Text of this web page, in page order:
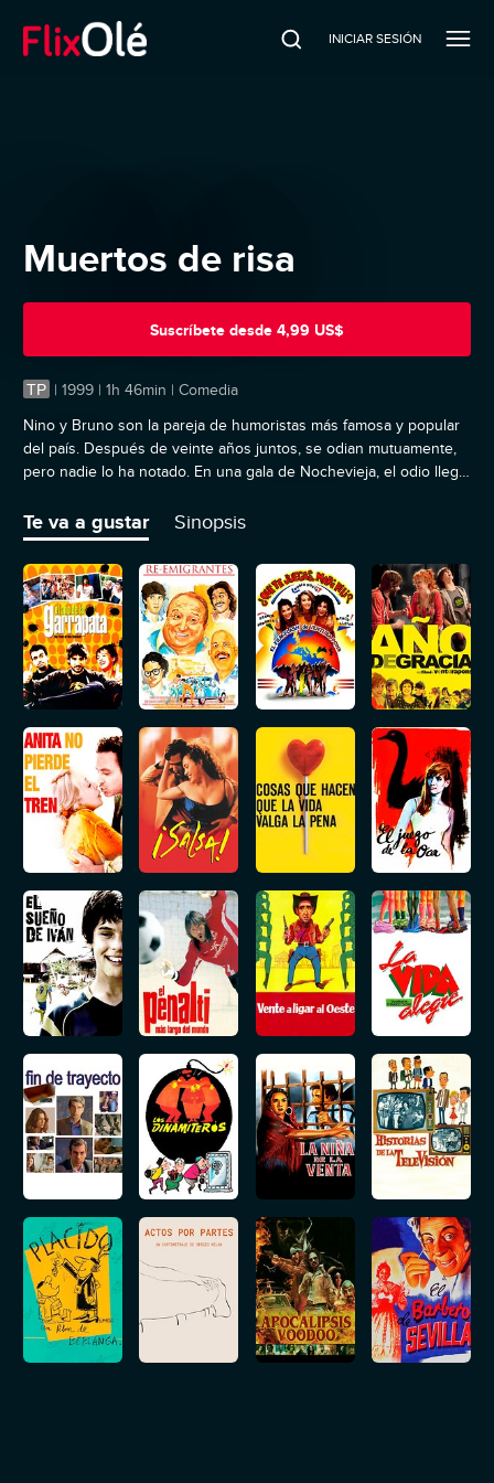
INICIAR SESIÓN
Muertos de risa
Suscríbete desde 4,99 US$
TP | 1999 | 1h 46min | Comedia
Nino y Bruno son la pareja de humoristas más famosa y popular
del país. Después de veinte años juntos, se odian mutuamente,
pero nadie lo ha notado. En una gala de Nochevieja, el odio llega
Te va a gustar Sinopsis